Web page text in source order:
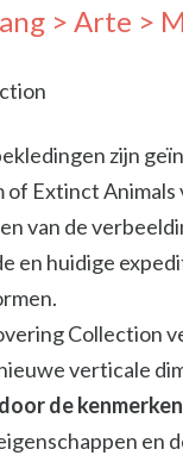
> Arte >
zijn
Extinct
van de
en huidige
Collection
verticale
de
en